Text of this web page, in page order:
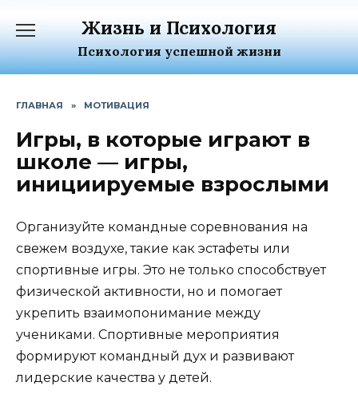
содержанию
Жизнь и Психология
Психология успешной жизни
ГЛАВНАЯ » МОТИВАЦИЯ
Игры, в которые играют в
школе — игры,
инициируемые взрослыми
Организуйте командные соревнования на
свежем воздухе, такие как эстафеты или
спортивные игры. Это не только способствует
физической активности, но и помогает
укрепить взаимопонимание между
учениками. Спортивные мероприятия
формируют командный дух и развивают
лидерские качества у детей.